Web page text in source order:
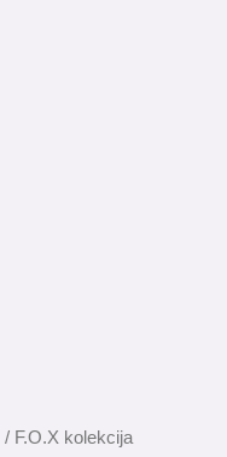
/ F.O.X kolekcija